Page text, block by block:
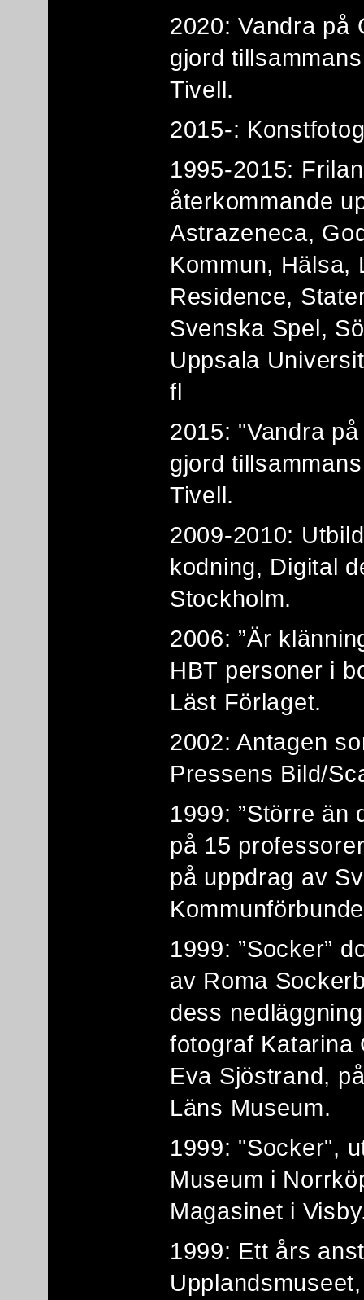
2020: Vandra på
gjord
Tivell.
2015-:
1995-2015:
återkommande
Astrazeneca,
Kommun, Hälsa,
Residence,
Svenska Spel,
Uppsala
fl
2015: "Vandra
gjord
Tivell.
2009-2010:
kodning, Digital
Stockholm.
2006: ”Är
HBT personer i
Läst Förlaget.
2002: Antagen
Pressens Bild/
1999: ”Större än
på 15
på uppdrag av
1999: ”Socker”
av Roma
dess
fotograf Katarina
Eva Sjöstrand,
Läns Museum.
1999: "Socker",
Museum i
Magasinet i
1999: Ett års